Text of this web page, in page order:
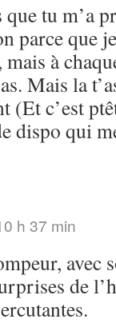
tu m’a
parce que
à
Mais la
(Et c’est
dispo qui
h 37 min
avec
de